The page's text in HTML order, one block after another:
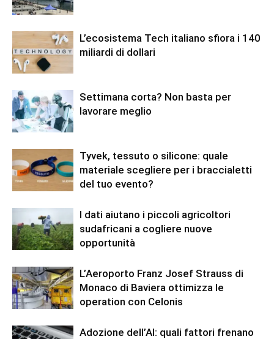
L’ecosistema Tech italiano sfiora i 140
miliardi di dollari
Settimana corta? Non basta per
lavorare meglio
Tyvek, tessuto o silicone: quale
materiale scegliere per i braccialetti
del tuo evento?
I dati aiutano i piccoli agricoltori
sudafricani a cogliere nuove
opportunità
L’Aeroporto Franz Josef Strauss di
Monaco di Baviera ottimizza le
operation con Celonis
Adozione dell’AI: quali fattori frenano